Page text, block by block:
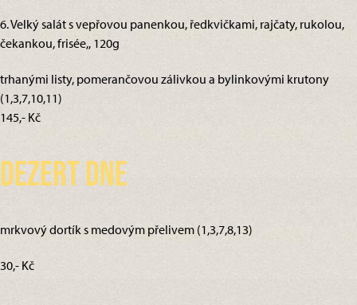
6. Velký salát s vepřovou panenkou, ředkvičkami, rajčaty, rukolou,
čekankou, frisée,, 120g
trhanými listy, pomerančovou zálivkou a bylinkovými krutony
(1,3,7,10,11)
145,- Kč
Dezert dne
mrkvový dortík s medovým přelivem (1,3,7,8,13)
30,- Kč